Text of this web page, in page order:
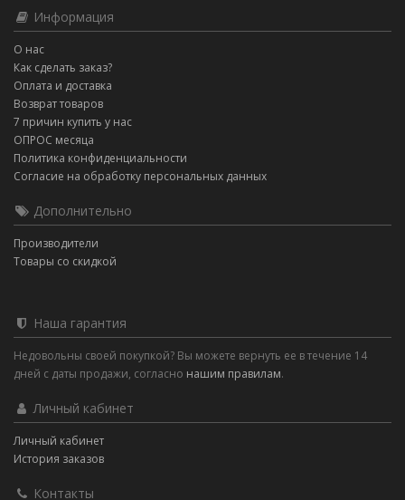
Информация
О нас
Как сделать заказ?
Оплата и доставка
Возврат товаров
7 причин купить у нас
ОПРОС месяца
Политика конфиденциальности
Согласие на обработку персональных данных
Дополнительно
Производители
Товары со скидкой
Наша гарантия
Недовольны своей покупкой? Вы можете вернуть ее в течение 14
дней с даты продажи, согласно нашим правилам.
Личный кабинет
Личный кабинет
История заказов
Контакты